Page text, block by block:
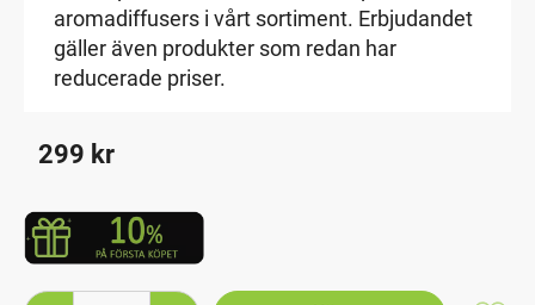
aromadiffusers i vårt sortiment. Erbjudandet
gäller även produkter som redan har
reducerade priser.
299 kr